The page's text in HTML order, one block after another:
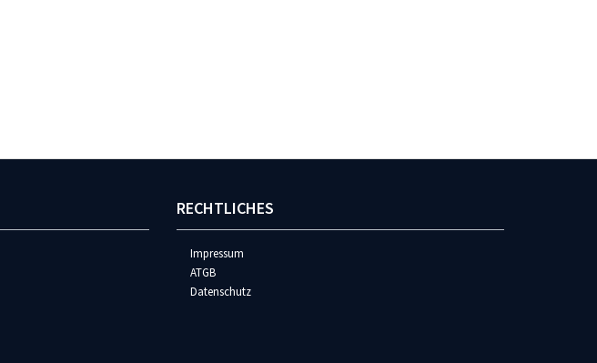
RECHTLICHES
Impressum
ATGB
Datenschutz